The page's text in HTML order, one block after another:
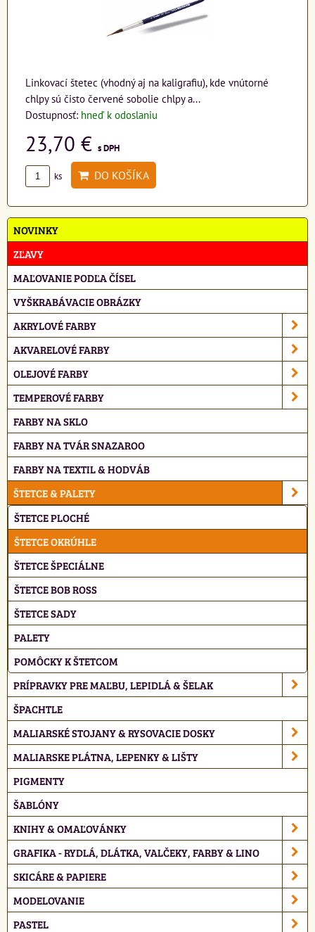
Linkovací štetec (vhodný aj na kaligrafiu), kde vnútorné
chlpy sú čisto červené sobolie chlpy a...
Dostupnosť: hneď k odoslaniu
23,70 € s DPH
ks DO KOŠÍKA
NOVINKY
ZĽAVY
MAĽOVANIE PODĽA ČÍSEL
VYŠKRABÁVACIE OBRÁZKY
AKRYLOVÉ FARBY
AKVARELOVÉ FARBY
OLEJOVÉ FARBY
TEMPEROVÉ FARBY
FARBY NA SKLO
FARBY NA TVÁR SNAZAROO
FARBY NA TEXTIL & HODVÁB
ŠTETCE & PALETY
ŠTETCE PLOCHÉ
ŠTETCE OKRÚHLE
ŠTETCE ŠPECIÁLNE
ŠTETCE BOB ROSS
ŠTETCE SADY
PALETY
POMÔCKY K ŠTETCOM
PRÍPRAVKY PRE MAĽBU, LEPIDLÁ & ŠELAK
ŠPACHTLE
MALIARSKÉ STOJANY & RYSOVACIE DOSKY
MALIARSKE PLÁTNA, LEPENKY & LIŠTY
PIGMENTY
ŠABLÓNY
KNIHY & OMAĽOVÁNKY
GRAFIKA - RYDLÁ, DLÁTKA, VALČEKY, FARBY & LINO
SKICÁRE & PAPIERE
MODELOVANIE
PASTEL